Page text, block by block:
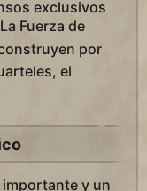
exclusivos
Fuerza de
por
el
importante y un